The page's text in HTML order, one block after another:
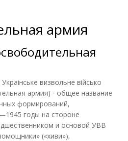
армия
визвольне вiйсько
армия) - общее название
формирований,
годы на стороне
и основой УВВ
(«хиви»),